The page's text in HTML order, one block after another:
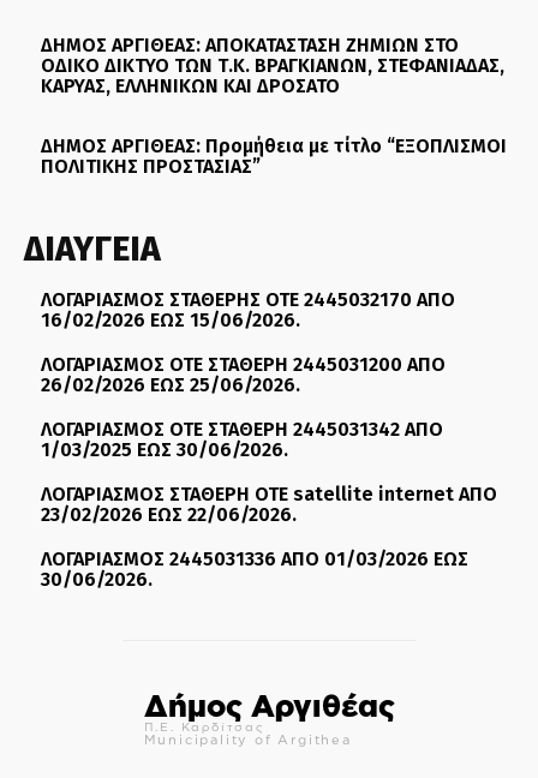
ΔΗΜΟΣ ΑΡΓΙΘΕΑΣ: ΑΠΟΚΑΤΑΣΤΑΣΗ ΖΗΜΙΩΝ ΣΤΟ
ΟΔΙΚΟ ΔΙΚΤΥΟ ΤΩΝ Τ.Κ. ΒΡΑΓΚΙΑΝΩΝ, ΣΤΕΦΑΝΙΑΔΑΣ,
ΚΑΡΥΑΣ, ΕΛΛΗΝΙΚΩΝ ΚΑΙ ΔΡΟΣΑΤΟ
ΔΗΜΟΣ ΑΡΓΙΘΕΑΣ: Προμήθεια με τίτλο “ΕΞΟΠΛΙΣΜΟΙ
ΠΟΛΙΤΙΚΗΣ ΠΡΟΣΤΑΣΙΑΣ”
ΔΙΑΥΓΕΙΑ
ΛΟΓΑΡΙΑΣΜΟΣ ΣΤΑΘΕΡΗΣ ΟΤΕ 2445032170 ΑΠΟ
16/02/2026 ΕΩΣ 15/06/2026.
ΛΟΓΑΡΙΑΣΜΟΣ ΟΤΕ ΣΤΑΘΕΡΗ 2445031200 ΑΠΟ
26/02/2026 ΕΩΣ 25/06/2026.
ΛΟΓΑΡΙΑΣΜΟΣ ΟΤΕ ΣΤΑΘΕΡΗ 2445031342 ΑΠΟ
1/03/2025 ΕΩΣ 30/06/2026.
ΛΟΓΑΡΙΑΣΜΟΣ ΣΤΑΘΕΡΗ ΟΤΕ satellite internet ΑΠΟ
23/02/2026 ΕΩΣ 22/06/2026.
ΛΟΓΑΡΙΑΣΜΟΣ 2445031336 ΑΠΟ 01/03/2026 ΕΩΣ
30/06/2026.
Δήμος Αργιθέας
Π.Ε. Καρδίτσας
Municipality of Argithea